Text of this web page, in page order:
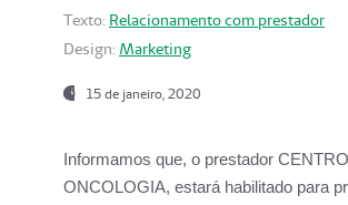
Texto: Relacionamento com prestador
Design: Marketing
15 de janeiro, 2020
Informamos que, o prestador
ONCOLOGIA, estará habilitado para